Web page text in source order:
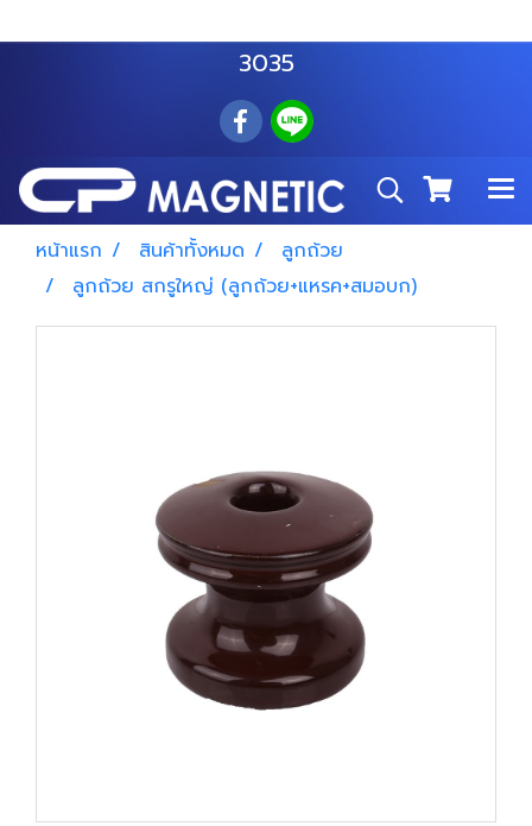
3035
หน้าแรก สินค้าทั้งหมด
ลูกถ้วย
ลูกถ้วย สกรูใหญ่ (ลูกถ้วย+แหรค+สมอบก)